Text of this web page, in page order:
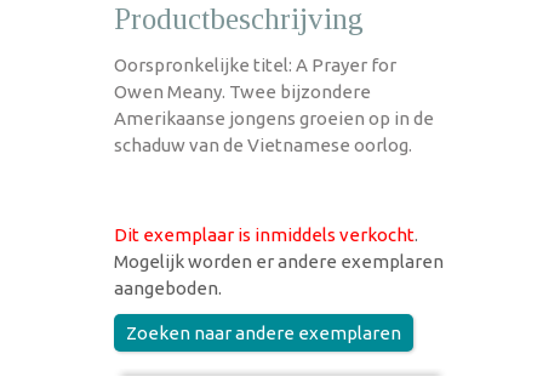
Productbeschrijving
Oorspronkelijke titel: A Prayer for
Owen Meany. Twee bijzondere
Amerikaanse jongens groeien op in de
schaduw van de Vietnamese oorlog.
Dit exemplaar is inmiddels verkocht.
Mogelijk worden er andere exemplaren
aangeboden.
Zoeken naar andere exemplaren